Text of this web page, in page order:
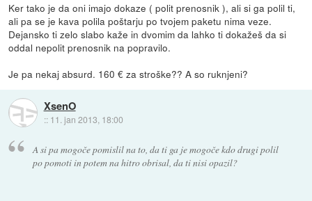
Ker tako je da oni imajo dokaze ( polit prenosnik ), ali si ga polil ti,
ali pa se je kava polila poštarju po tvojem paketu nima veze.
Dejansko ti zelo slabo kaže in dvomim da lahko ti dokažeš da si
oddal nepolit prenosnik na popravilo.
Je pa nekaj absurd. 160 € za stroške?? A so ruknjeni?
XsenO
:: 11. jan 2013, 18:00
A si pa mogoče pomislil na to, da ti ga je mogoče kdo drugi polil
po pomoti in potem na hitro obrisal, da ti nisi opazil?